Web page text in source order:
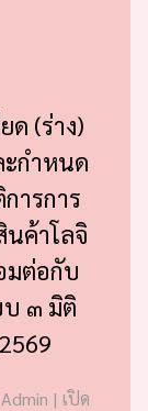
ด (ร่าง)
กำหนด
ารการ
ค้าโลจิ
มต่อกับ
บ ๓ มิติ
| เปิด